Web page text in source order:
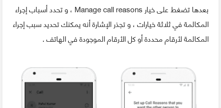
بعدها تضغط على خيار Manage call reasons ، و تحدد أسباب إجراء
المكالمة في ثلاثة خيارات ، و تجذر الإشارة أنه يمكنك تحديد سبب إجراء
المكالمة لأرقام محددة أو كل الأرقام الموجودة في الهاتف .